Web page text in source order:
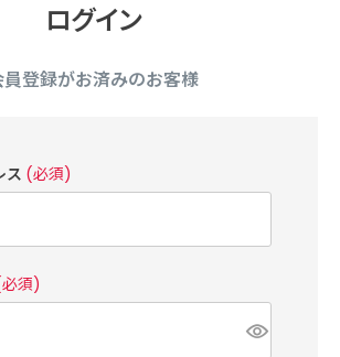
ログイン
員登録がお済みのお客様
ス (必須)
須)